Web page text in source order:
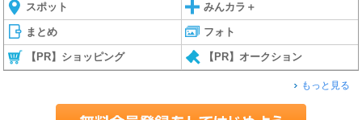
スポット みんカラ＋
まとめ フォト
【PR】ショッピング 【PR】オークション
もっと見る